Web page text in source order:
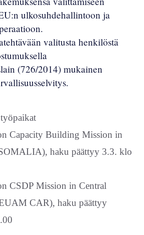
ulkosuhdehallintoon ja
valitusta henkilöstä
(726/2014) mukainen
Capacity Building Mission in
haku päättyy 3.3. klo
CSDP Mission in Central
CAR), haku päättyy